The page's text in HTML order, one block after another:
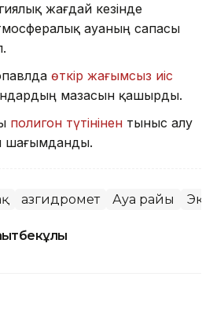
жағдай кезінде
ауаның сапасы
өткір жағымсыз иіс
мазасын қашырды.
полигон түтінінен тыныс алу
шағымданды.
Қазгидромет Ауа райы